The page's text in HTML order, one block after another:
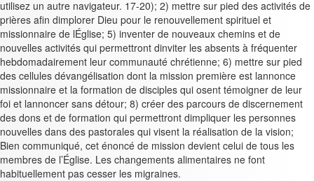
utilisez un autre navigateur. 17-20); 2) mettre sur pied des activités de
prières afin dimplorer Dieu pour le renouvellement spirituel et
missionnaire de lÉglise; 5) inventer de nouveaux chemins et de
nouvelles activités qui permettront dinviter les absents à fréquenter
hebdomadairement leur communauté chrétienne; 6) mettre sur pied
des cellules dévangélisation dont la mission première est lannonce
missionnaire et la formation de disciples qui osent témoigner de leur
foi et lannoncer sans détour; 8) créer des parcours de discernement
des dons et de formation qui permettront dimpliquer les personnes
nouvelles dans des pastorales qui visent la réalisation de la vision;
Bien communiqué, cet énoncé de mission devient celui de tous les
membres de l’Église. Les changements alimentaires ne font
habituellement pas cesser les migraines.